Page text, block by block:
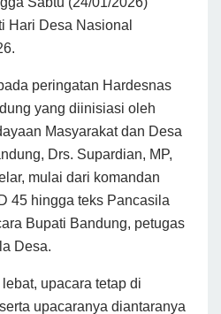
Hari Desa Nasional
peringatan Hardesnas
yang diinisiasi oleh
Masyarakat dan Desa
Drs. Supardian, MP,
mulai dari komandan
45 hingga teks Pancasila
Bupati Bandung, petugas
Desa.
upacara tetap di
upacaranya diantaranya